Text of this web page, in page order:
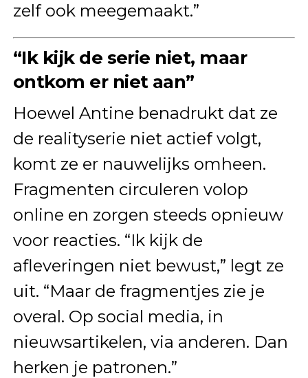
zelf ook meegemaakt.”
“Ik kijk de serie niet, maar
ontkom er niet aan”
Hoewel Antine benadrukt dat ze
de realityserie niet actief volgt,
komt ze er nauwelijks omheen.
Fragmenten circuleren volop
online en zorgen steeds opnieuw
voor reacties. “Ik kijk de
afleveringen niet bewust,” legt ze
uit. “Maar de fragmentjes zie je
overal. Op social media, in
nieuwsartikelen, via anderen. Dan
herken je patronen.”